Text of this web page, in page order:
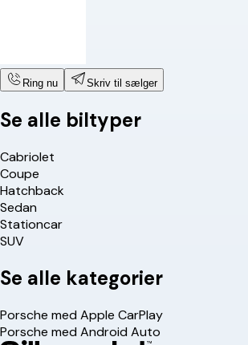
Ring nu Skriv til sælger
Se alle biltyper
Cabriolet
Coupe
Hatchback
Sedan
Stationcar
SUV
Se alle kategorier
Porsche med Apple CarPlay
Porsche med Android Auto